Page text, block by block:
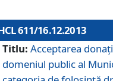
611/16.12.2013
Titlu: Acceptarea
domeniul public al